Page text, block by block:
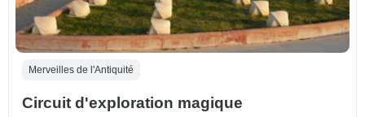
Merveilles de l'Antiquité
Circuit d'exploration magique